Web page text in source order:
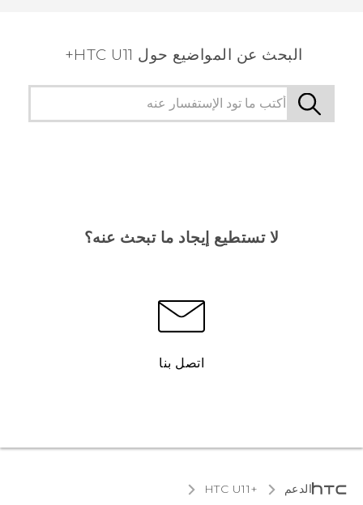
البحث عن المواضيع حول HTC U11+
لا تستطيع إيجاد ما تبحث عنه؟
اتصل بنا
الدعم HTC U11+‎